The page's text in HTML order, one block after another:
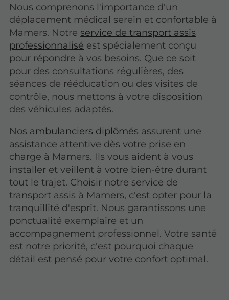
Nous comprenons l'importance d'un
déplacement médical serein et confortable à
Mamers. Notreservice de transport assis
professionnalisé est spécialement conçu
pour répondre à vos besoins. Que ce soit
pour des consultations régulières, des
séances de rééducation ou des visites de
contrôle, nous mettons à votre disposition
des véhicules adaptés.
Nos ambulanciers diplômés assurent une
assistance attentive dès votre prise en
charge à Mamers. Ils vous aident à vous
installer et veillent à votre bien-être durant
tout le trajet. Choisir notre service de
transport assis à Mamers, c'est opter pour la
tranquillité d'esprit. Nous garantissons une
ponctualité exemplaire et un
accompagnement professionnel. Votre santé
est notre priorité, c'est pourquoi chaque
détail est pensé pour votre confort optimal.